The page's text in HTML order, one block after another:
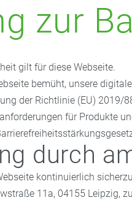
zur
gilt für diese Webseite.
bemüht, unsere
der Richtlinie (EU) 2019/
für Produkte
durch
kontinuierlich
11a, 04155 Leipzig,